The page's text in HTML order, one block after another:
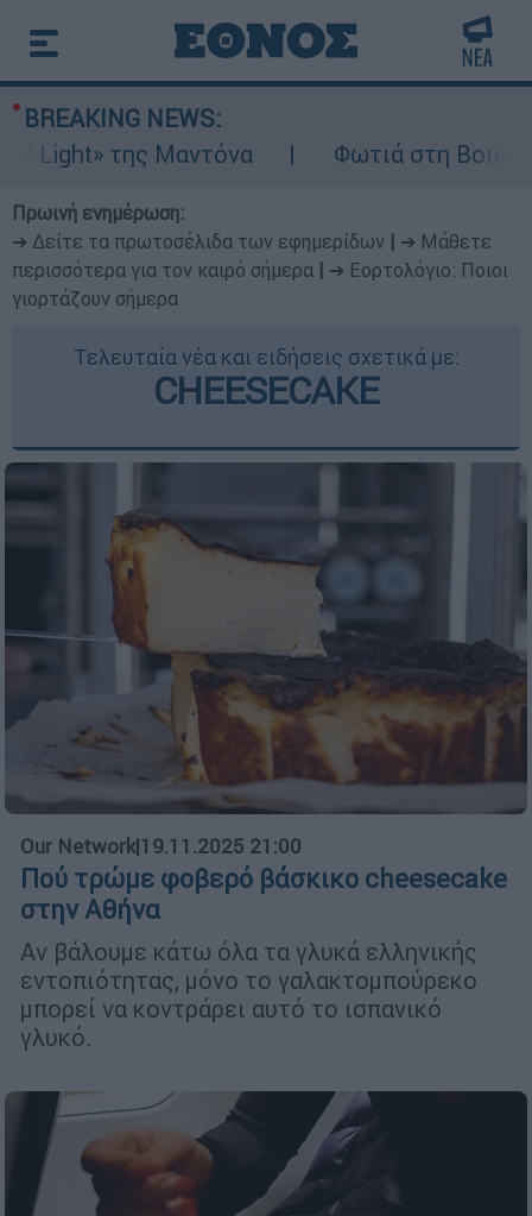
BREAKING NEWS:
της Μαντόνα
Φωτιά στη Βοιωτία: Ίση
Πρωινή ενημέρωση:
➔ Δείτε τα πρωτοσέλιδα των εφημερίδων
➔ Μάθετε
περισσότερα για τον καιρό σήμερα
➔ Εορτολόγιο: Ποιοι
γιορτάζουν σήμερα
Τελευταία νέα και ειδήσεις σχετικά με:
CHEESECAKE
Our Network|19.11.2025 21:00
Πού τρώμε φοβερό βάσκικο cheesecake
στην Αθήνα
Αν βάλουμε κάτω όλα τα γλυκά ελληνικής
εντοπιότητας, μόνο το γαλακτομπούρεκο
μπορεί να κοντράρει αυτό το ισπανικό
γλυκό.